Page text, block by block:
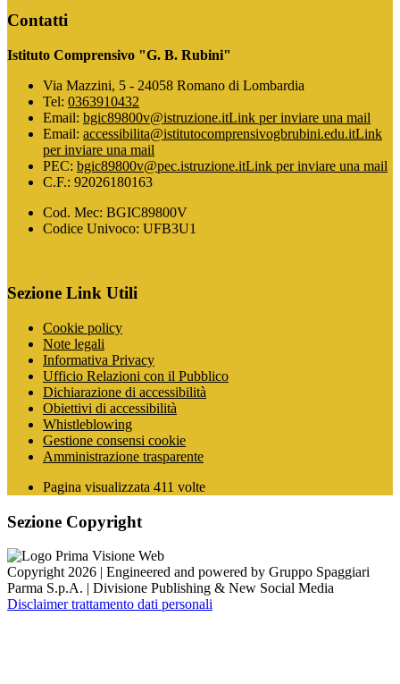
Contatti
Istituto Comprensivo "G. B. Rubini"
Via Mazzini, 5 - 24058 Romano di Lombardia
Tel: 0363910432
Email: bgic89800v@istruzione.itLink per inviare una mail
Email: accessibilita@istitutocomprensivogbrubini.edu.itLink
per inviare una mail
PEC: bgic89800v@pec.istruzione.itLink per inviare una mail
C.F.: 92026180163
Cod. Mec: BGIC89800V
Codice Univoco: UFB3U1
Sezione Link Utili
Cookie policy
Note legali
Informativa Privacy
Ufficio Relazioni con il Pubblico
Dichiarazione di accessibilità
Obiettivi di accessibilità
Whistleblowing
Gestione consensi cookie
Amministrazione trasparente
Pagina visualizzata 411 volte
Sezione Copyright
Copyright 2026 | Engineered and powered by Gruppo Spaggiari
Parma S.p.A. | Divisione Publishing & New Social Media
Disclaimer trattamento dati personali